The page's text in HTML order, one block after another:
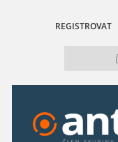
REGISTROVAT